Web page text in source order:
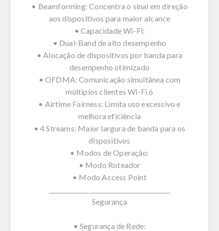
• Beamforming: Concentra o sinal em direção
aos dispositivos para maior alcance
• Capacidade Wi-Fi:
• Dual-Band de alto desempenho
• Alocação de dispositivos por banda para
desempenho otimizado
• OFDMA: Comunicação simultânea com
múltiplos clientes Wi-Fi 6
• Airtime Fairness: Limita uso excessivo e
melhora eficiência
• 4 Streams: Maior largura de banda para os
dispositivos
• Modos de Operação:
• Modo Roteador
• Modo Access Point
Segurança
• Segurança de Rede: